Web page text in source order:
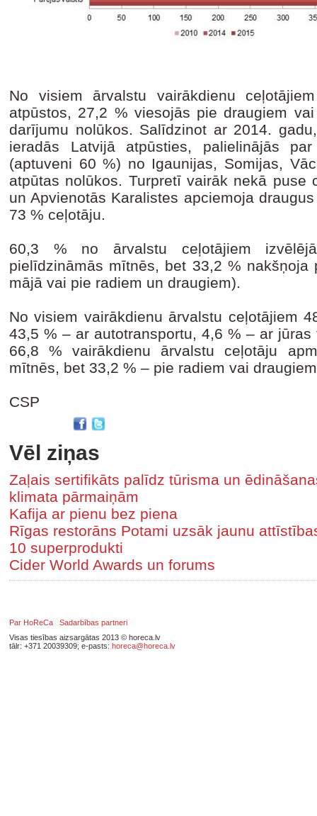
No visiem ārvalstu vairākdienu
atpūstos, 27,2 % viesojās pie draugiem
darījumu nolūkos. Salīdzinot ar 2014.
ieradās Latvijā atpūsties, palielinājās
(aptuveni 60 %) no Igaunijas, Somijas,
atpūtas nolūkos. Turpretī vairāk nekā puse
un Apvienotās Karalistes apciemoja
73 % ceļotāju.
60,3 % no ārvalstu ceļotājiem
pielīdzināmās mītnēs, bet 33,2 %
mājā vai pie radiem un draugiem).
No visiem vairākdienu ārvalstu ceļotājiem
43,5 % – ar autotransportu, 4,6 % – ar
66,8 % vairākdienu ārvalstu ceļotāju
mītnēs, bet 33,2 % – pie radiem vai
CSP
Vēl ziņas
Zaļais sertifikāts palīdz tūrisma un
klimata pārmaiņām
Kafija ar pienu bez piena
Rīgas restorāns Potami uzsāk jaunu
10 superprodukti
Cider World Awards un forums
Par HoReCa
Sadarbības partneri
Visas tiesības aizsargātas 2013 © horeca.lv
tālr: +371 20039309; e-pasts: horeca@horeca.lv